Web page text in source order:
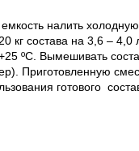
налить
кг состава на 3,6 –
ºС. Вымешивать
Приготовленную
готового